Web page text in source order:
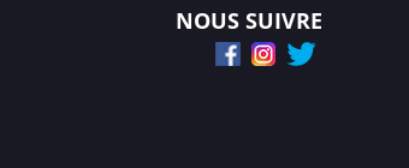
NOUS SUIVRE